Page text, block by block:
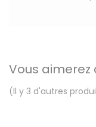
Vous aimerez
(Il y 3 d'autres